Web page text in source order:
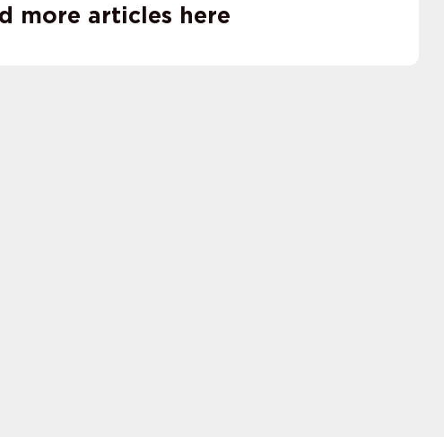
more articles here